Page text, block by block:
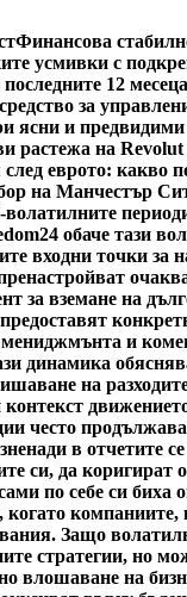
Финансова
усмивки с
12 месеца
за
ясни и
растежа на
еврото: какво
на Манчестър
обаче тази
входни точки
за вземане на
и
динамика
на
често
в отчетите
си, да
по себе си
Защо
стратегии, но
влошаване на